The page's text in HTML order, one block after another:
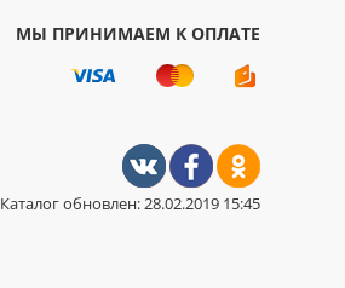
МЫ ПРИНИМАЕМ К ОПЛАТЕ
Каталог обновлен: 28.02.2019 15:45